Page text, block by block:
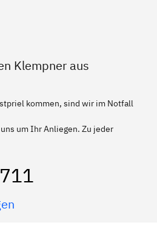
Klempner aus
kommen, sind wir im Notfall
um Ihr Anliegen. Zu jeder